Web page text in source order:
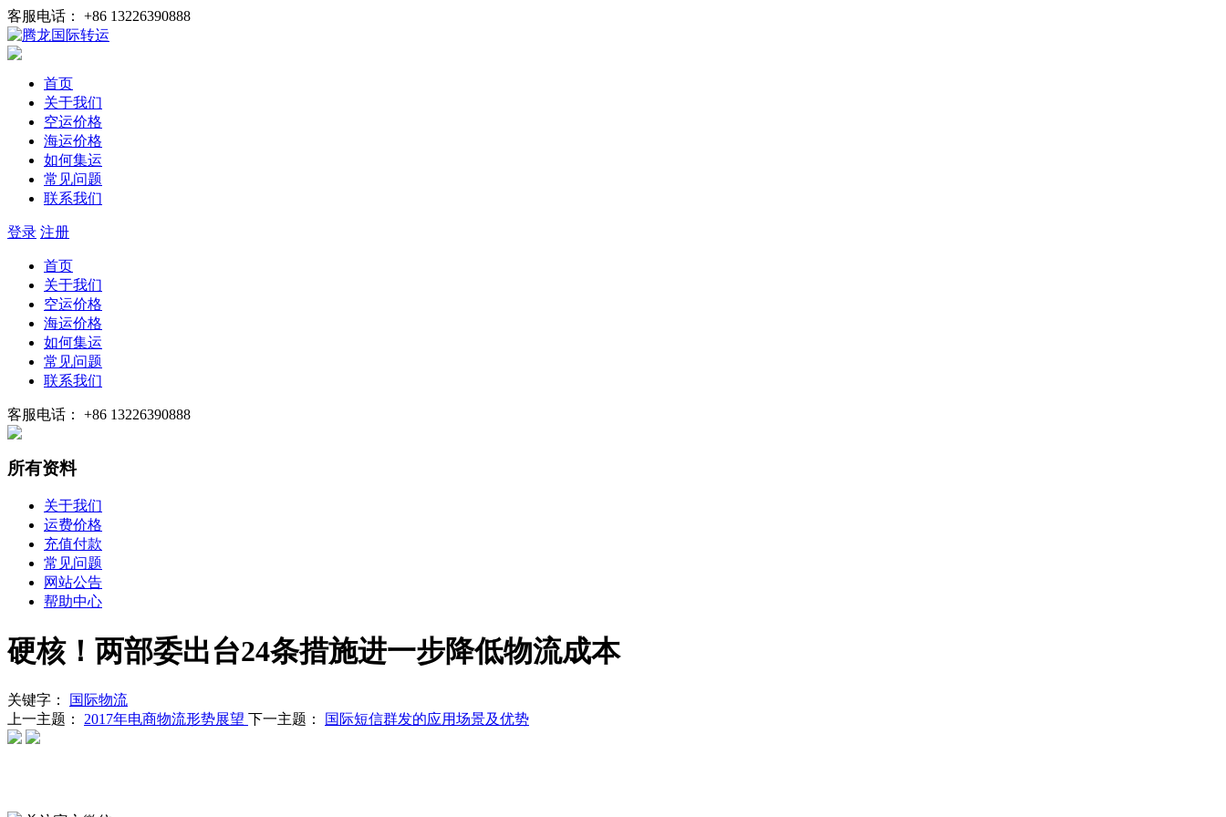
客服电话： +86 13226390888
首页
关于我们
空运价格
海运价格
如何集运
常见问题
联系我们
登录 注册
首页
关于我们
空运价格
海运价格
如何集运
常见问题
联系我们
客服电话： +86 13226390888
所有资料
关于我们
运费价格
充值付款
常见问题
网站公告
帮助中心
硬核！两部委出台24条措施进一步降低物流成本
关键字：
国际物流
上一主题： 2017年电商物流形势展望 下一主题： 国际短信群发的应用场景及优势